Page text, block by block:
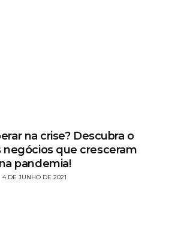
na crise? Descubra o
que cresceram
na pandemia!
4 DE JUNHO DE 2021